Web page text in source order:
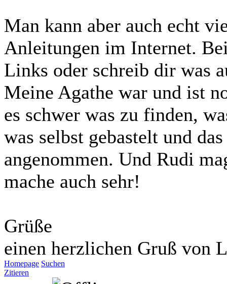
Man kann aber auch echt
Anleitungen im Internet.
Links oder schreib dir was
Meine Agathe war und ist
es schwer was zu finden,
was selbst gebastelt und
angenommen. Und Rudi
mache auch sehr!
Grüße
einen herzlichen Gruß von
Homepage Suchen
Zitieren